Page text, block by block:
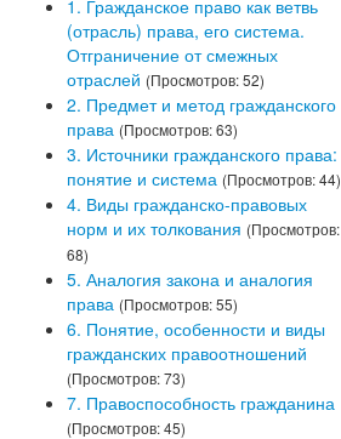
1. Гражданское право как ветвь
(отрасль) права, его система.
Отграничение от смежных
отраслей (Просмотров: 52)
2. Предмет и метод гражданского
права (Просмотров: 63)
3. Источники гражданского права:
понятие и система (Просмотров: 44)
4. Виды гражданско-правовых
норм и их толкования (Просмотров:
68)
5. Аналогия закона и аналогия
права (Просмотров: 55)
6. Понятие, особенности и виды
гражданских правоотношений
(Просмотров: 73)
7. Правоспособность гражданина
(Просмотров: 45)